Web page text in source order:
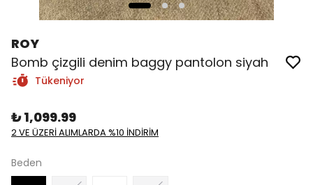
ROY
Bomb çizgili denim baggy pantolon siyah
Tükeniyor
₺ 1,099.99
2 VE ÜZERİ ALIMLARDA %10 İNDİRİM
Beden